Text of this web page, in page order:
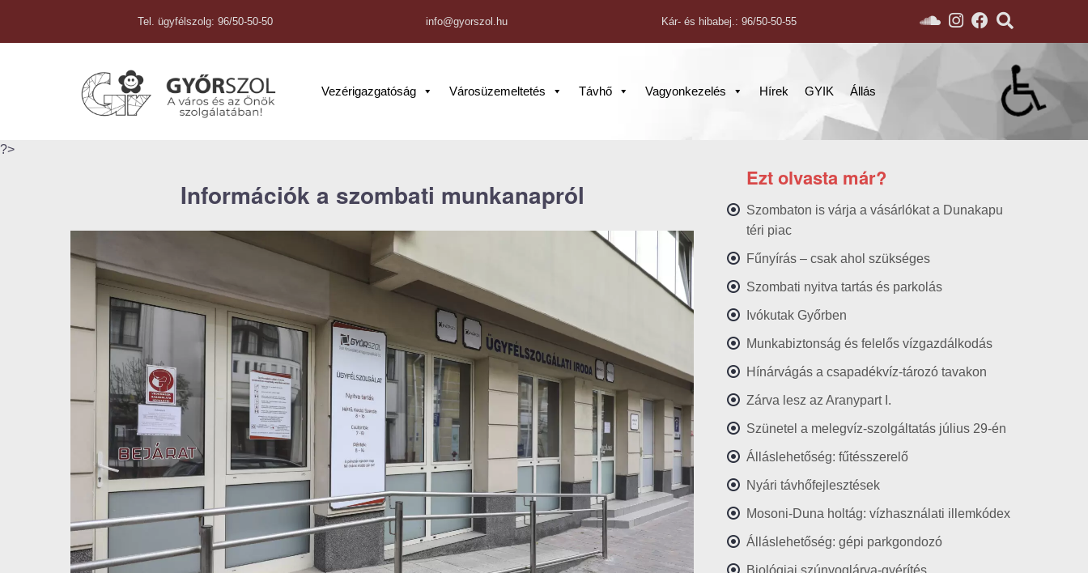
Tel. ügyfélszolg: 96/50-50-50 info@gyorszol.hu Kár- és hibabej.: 96/50-50-55
Vezérigazgatóság Városüzemeltetés Távhő Vagyonkezelés Hírek GYIK Állás
?>
Információk a szombati munkanapról
Ezt olvasta már?
Szombaton is várja a vásárlókat a Dunakapu
téri piac
Fűnyírás – csak ahol szükséges
Szombati nyitva tartás és parkolás
Ivókutak Győrben
Munkabiztonság és felelős vízgazdálkodás
Hínárvágás a csapadékvíz-tározó tavakon
Zárva lesz az Aranypart I.
Szünetel a melegvíz-szolgáltatás július 29-én
Álláslehetőség: fűtésszerelő
Nyári távhőfejlesztések
Mosoni-Duna holtág: vízhasználati illemkódex
Álláslehetőség: gépi parkgondozó
Biológiai szúnyoglárva-gyérítés